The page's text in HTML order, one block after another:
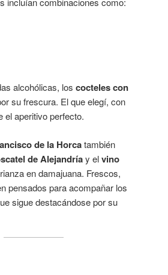
alcohólicas, los cocteles con
su frescura. El que elegí, con
el aperitivo perfecto.
de la Horcatambién
de Alejandríay elvino
en damajuana. Frescos,
pensados para acompañar los
sigue destacándose por su